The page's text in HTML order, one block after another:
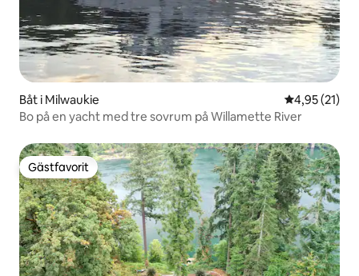
Båt i Milwaukie 4,95 av 5 i
4,95 (21)
Bo på en yacht med tre sovrum på Willamette River
Gästfavorit
Gästfavorit